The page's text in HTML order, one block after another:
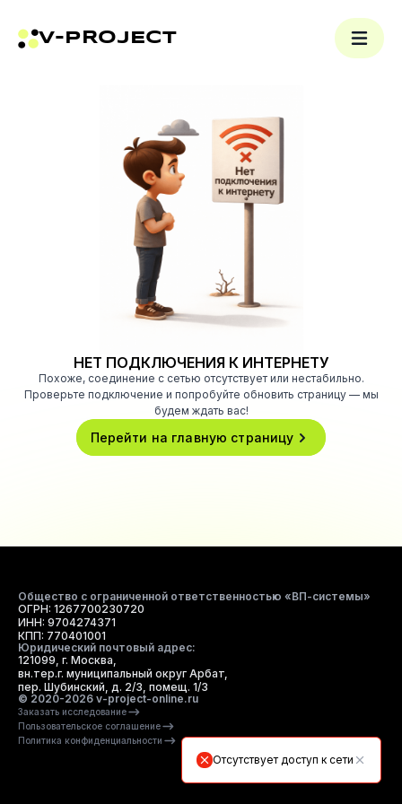
V-PROJECT
Отсутствует доступ к сети
НЕТ ПОДКЛЮЧЕНИЯ К ИНТЕРНЕТУ
Похоже, соединение с сетью отсутствует или нестабильно.
Проверьте подключение и попробуйте обновить страницу — мы
будем ждать вас!
Перейти на главную страницу
Общество с ограниченной ответственностью «ВП-системы»
ОГРН: 1267700230720
ИНН: 9704274371
КПП: 770401001
Юридический почтовый адрес:
121099, г. Москва,
вн.тер.г. муниципальный округ Арбат,
пер. Шубинский, д. 2/3, помещ. 1/3
© 2020-2026 v-project-online.ru
Заказать исследование
Пользовательское соглашение
Политика конфиденциальности